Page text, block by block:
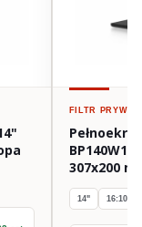
FILTR
307x200
14" 16:10